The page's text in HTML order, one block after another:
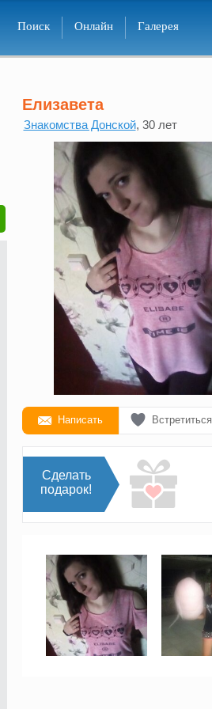
Поиск Онлайн Галерея
Елизавета
Знакомства Донской, 30 лет
Написать Встретиться
Сделать
подарок!